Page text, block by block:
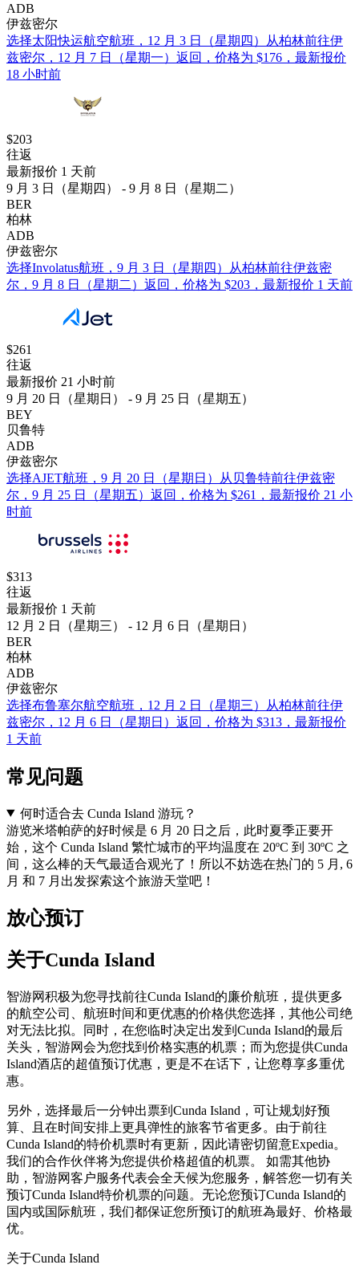
ADB
伊兹密尔
选择太阳快运航空航班，12 月 3 日（星期四）从柏林前往伊
兹密尔，12 月 7 日（星期一）返回，价格为 $176，最新报价
18 小时前
$203
往返
最新报价 1 天前
9 月 3 日（星期四） - 9 月 8 日（星期二）
BER
柏林
ADB
伊兹密尔
选择Involatus航班，9 月 3 日（星期四）从柏林前往伊兹密
尔，9 月 8 日（星期二）返回，价格为 $203，最新报价 1 天前
$261
往返
最新报价 21 小时前
9 月 20 日（星期日） - 9 月 25 日（星期五）
BEY
贝鲁特
ADB
伊兹密尔
选择AJET航班，9 月 20 日（星期日）从贝鲁特前往伊兹密
尔，9 月 25 日（星期五）返回，价格为 $261，最新报价 21 小
时前
$313
往返
最新报价 1 天前
12 月 2 日（星期三） - 12 月 6 日（星期日）
BER
柏林
ADB
伊兹密尔
选择布鲁塞尔航空航班，12 月 2 日（星期三）从柏林前往伊
兹密尔，12 月 6 日（星期日）返回，价格为 $313，最新报价
1 天前
常见问题
何时适合去 Cunda Island 游玩？
游览米塔帕萨的好时候是 6 月 20 日之后，此时夏季正要开
始，这个 Cunda Island 繁忙城市的平均温度在 20ºC 到 30ºC 之
间，这么棒的天气最适合观光了！所以不妨选在热门的 5 月, 6
月 和 7 月出发探索这个旅游天堂吧！
放心预订
关于Cunda Island
智游网积极为您寻找前往Cunda Island的廉价航班，提供更多
的航空公司、航班时间和更优惠的价格供您选择，其他公司绝
对无法比拟。同时，在您临时决定出发到Cunda Island的最后
关头，智游网会为您找到价格实惠的机票；而为您提供Cunda
Island酒店的超值预订优惠，更是不在话下，让您尊享多重优
惠。
另外，选择最后一分钟出票到Cunda Island，可让规划好预
算、且在时间安排上更具弹性的旅客节省更多。由于前往
Cunda Island的特价机票时有更新，因此请密切留意Expedia。
我们的合作伙伴将为您提供价格超值的机票。 如需其他协
助，智游网客户服务代表会全天候为您服务，解答您一切有关
预订Cunda Island特价机票的问题。无论您预订Cunda Island的
国内或国际航班，我们都保证您所预订的航班為最好、价格最
优。
关于Cunda Island